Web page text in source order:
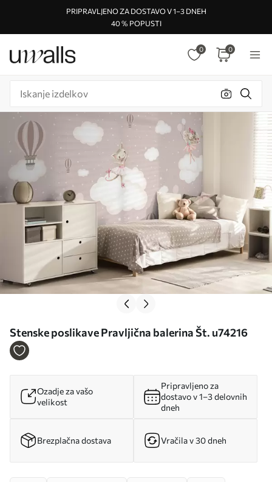
PRIPRAVLJENO ZA DOSTAVO V 1–3 DNEH
40 % POPUSTI
0 0
Stenske poslikave Pravljična balerina Št. u74216
Ozadje za vašo
velikost
Pripravljeno za
dostavo v 1–3 delovnih
dneh
Brezplačna dostava Vračila v 30 dneh